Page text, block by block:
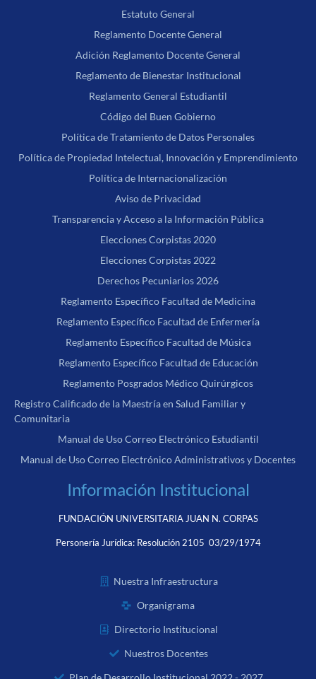
Estatuto General
Reglamento Docente General
Adición Reglamento Docente General
Reglamento de Bienestar Institucional
Reglamento General Estudiantil
Código del Buen Gobierno
Política de Tratamiento de Datos Personales
Política de Propiedad Intelectual, Innovación y Emprendimiento
Política de Internacionalización
Aviso de Privacidad
Transparencia y Acceso a la Información Pública
Elecciones Corpistas 2020
Elecciones Corpistas 2022
Derechos Pecuniarios 2026
Reglamento Específico Facultad de Medicina
Reglamento Específico Facultad de Enfermería
Reglamento Específico Facultad de Música
Reglamento Específico Facultad de Educación
Reglamento Posgrados Médico Quirúrgicos
Registro Calificado de la Maestría en Salud Familiar y
Comunitaria
Manual de Uso Correo Electrónico Estudiantil
Manual de Uso Correo Electrónico Administrativos y Docentes
Información Institucional
FUNDACIÓN UNIVERSITARIA JUAN N. CORPAS
Personería Jurídica: Resolución 2105 03/29/1974
Nuestra Infraestructura
Organigrama
Directorio Institucional
Nuestros Docentes